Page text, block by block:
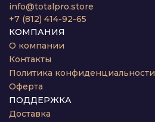
info@totalpro.store
+7 (812) 414-92-65
КОМПАНИЯ
О компании
Контакты
Политика конфиденциальности
Оферта
ПОДДЕРЖКА
Доставка